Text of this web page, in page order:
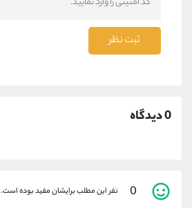
ثبت نظر
0 دیدگاه
0 نفر این مطلب برایشان مفید بوده است.